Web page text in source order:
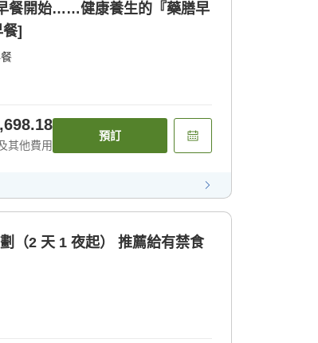
餐開始……健康養生的『藥膳早
]
其他費用
預訂
（2 天 1 夜起） 推薦給有禁食